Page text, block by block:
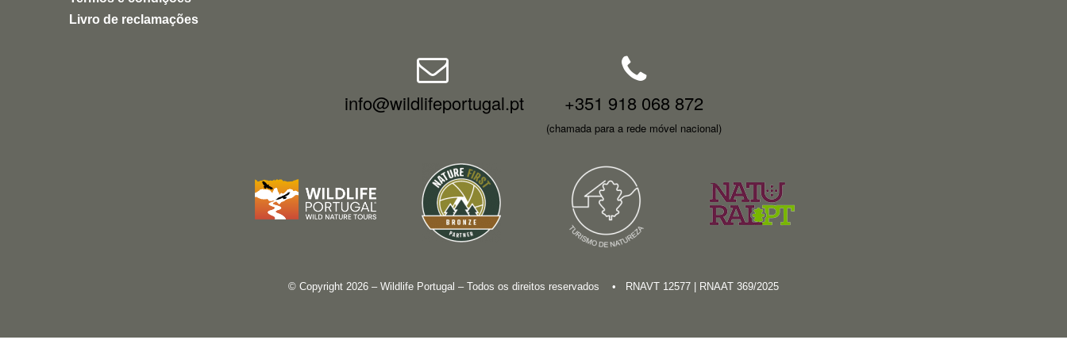
Uma experiência inspiradora, autêntica e
altamente recomendável para quem quer
Livro de reclamações
info@wildlifeportugal.pt +351 918 068 872
(chamada para a rede móvel nacional)
© Copyright 2026 – Wildlife Portugal – Todos os direitos reservados • RNAVT 12577 | RNAAT 369/2025